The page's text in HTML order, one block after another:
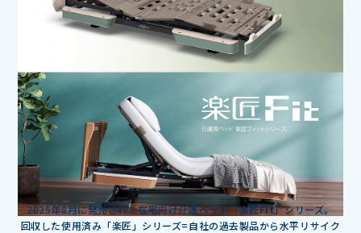
2025年8月に発売された在宅向け介護ベッド「楽匠Fit」シリーズ。
回収した使用済み「楽匠」シリーズ=自社の過去製品から水平リサイク